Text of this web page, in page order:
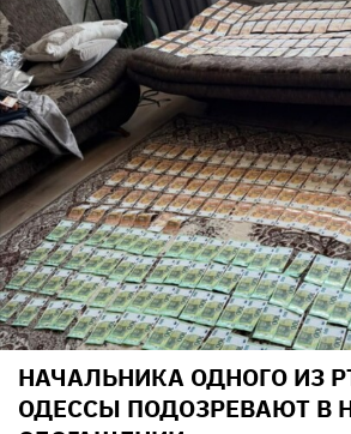
НАЧАЛЬНИКА ОДНОГО ИЗ
ОДЕССЫ ПОДОЗРЕВАЮТ В